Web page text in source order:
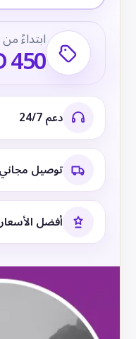
ابتداءً من
450
دعم 24/7
توصيل مجاني
أفضل الأسعار